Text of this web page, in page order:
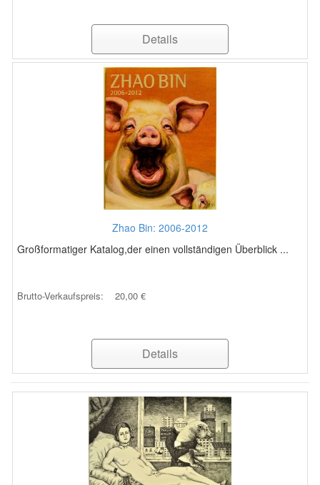
Details
Zhao Bin: 2006-2012
Großformatiger Katalog,der einen vollständigen Überblick ...
Brutto-Verkaufspreis: 20,00 €
Details